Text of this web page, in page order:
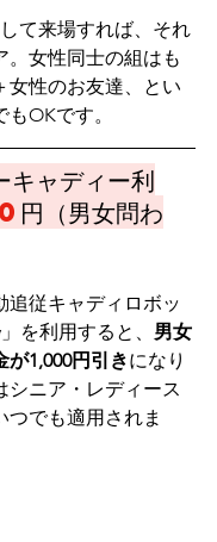
て来場すれば、それ
。女性同士の組はも
女性のお友達、とい
OKです。
ャディー利
円（男女問わ
追従キャディロボッ
を利用すると、 男女
が1,000円引きになり
シニア・レディース
つでも適用されま